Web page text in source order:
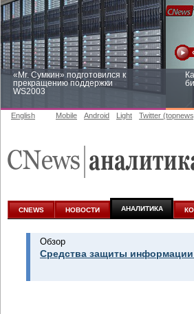
«Mr. Сумкин» подготовился к
прекращению поддержки
WS2003
аналитике
English Mobile Android Light Twitter
CNEWS НОВОСТИ АНАЛИТИКА
Обзор
Средства защиты информации